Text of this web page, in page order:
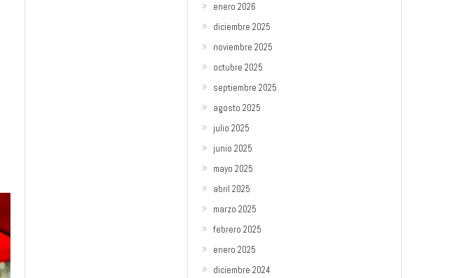
enero 2026
diciembre 2025
noviembre 2025
octubre 2025
septiembre 2025
agosto 2025
julio 2025
junio 2025
mayo 2025
abril 2025
marzo 2025
febrero 2025
enero 2025
diciembre 2024